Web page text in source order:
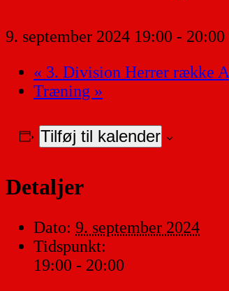
9. september 2024 19:00 - 20:00
« 3. Division Herrer række A
Træning »
Tilføj til kalender
Detaljer
Dato: 9. september 2024
Tidspunkt:
19:00 - 20:00